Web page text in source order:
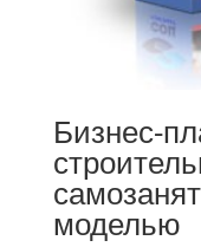
Бизнес-
моделью